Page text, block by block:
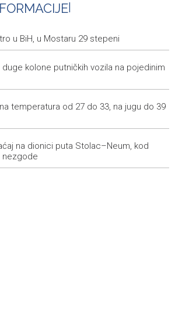
sječa stabala a grad zbog manjka
podatke o povučenom i
utvrđeni u 40 kontrola
pred više hiljada posjetitelja na Piroti
2026' u Travniku
dehidracije i pregrijavanja ključni
tokom vrućina
petu noć prenoćilo devet zeničkih
u BiH, u Mostaru 29 stepeni
duge kolone putničkih vozila na pojedinim
temperatura od 27 do 33, na jugu do 39
na dionici puta Stolac–Neum, kod
nezgode